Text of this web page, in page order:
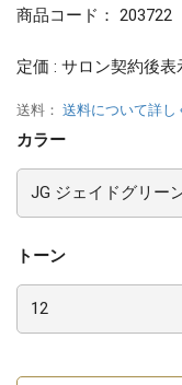
商品コード： 203722
定価 : サロン契約後表
送料： 送料について詳し
カラー
トーン